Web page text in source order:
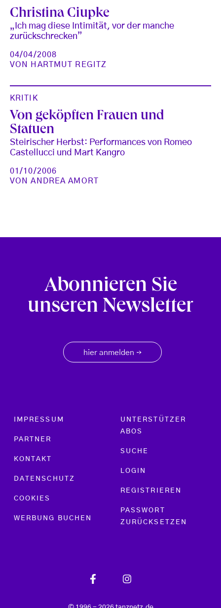
Christina Ciupke
„Ich mag diese Intimität, vor der manche
zurückschrecken”
04/04/2008
VON
HARTMUT REGITZ
KRITIK
Von geköpften Frauen und
Statuen
Steirischer Herbst: Performances von Romeo
Castellucci und Mart Kangro
01/10/2006
VONANDREA AMORT
Abonnieren Sie
unseren Newsletter
hier anmelden →
Footer menu
IMPRESSUM
PARTNER
KONTAKT
DATENSCHUTZ
COOKIES
WERBUNG BUCHEN
UNTERSTÜTZER
ABOS
SUCHE
LOGIN
REGISTRIEREN
PASSWORT
ZURÜCKSETZEN